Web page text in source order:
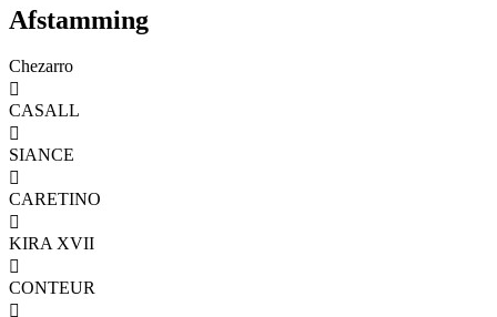
Afstamming
Chezarro

CASALL

SIANCE

CARETINO

KIRA XVII

CONTEUR
